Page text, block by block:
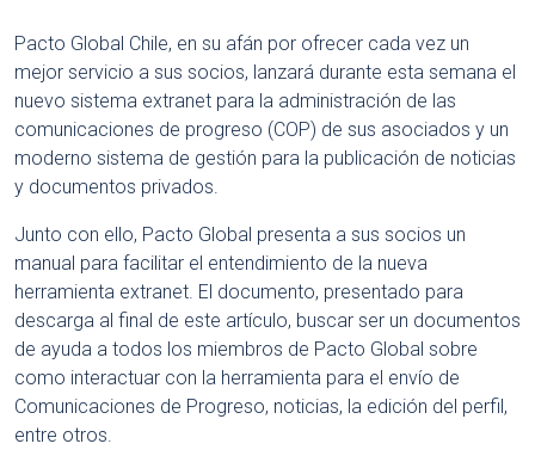
Pacto Global Chile, en su afán por ofrecer cada vez un
mejor servicio a sus socios, lanzará durante esta semana el
nuevo sistema extranet para la administración de las
comunicaciones de progreso (COP) de sus asociados y un
moderno sistema de gestión para la publicación de noticias
y documentos privados.
Junto con ello, Pacto Global presenta a sus socios un
manual para facilitar el entendimiento de la nueva
herramienta extranet. El documento, presentado para
descarga al final de este artículo, buscar ser un documentos
de ayuda a todos los miembros de Pacto Global sobre
como interactuar con la herramienta para el envío de
Comunicaciones de Progreso, noticias, la edición del perfil,
entre otros.